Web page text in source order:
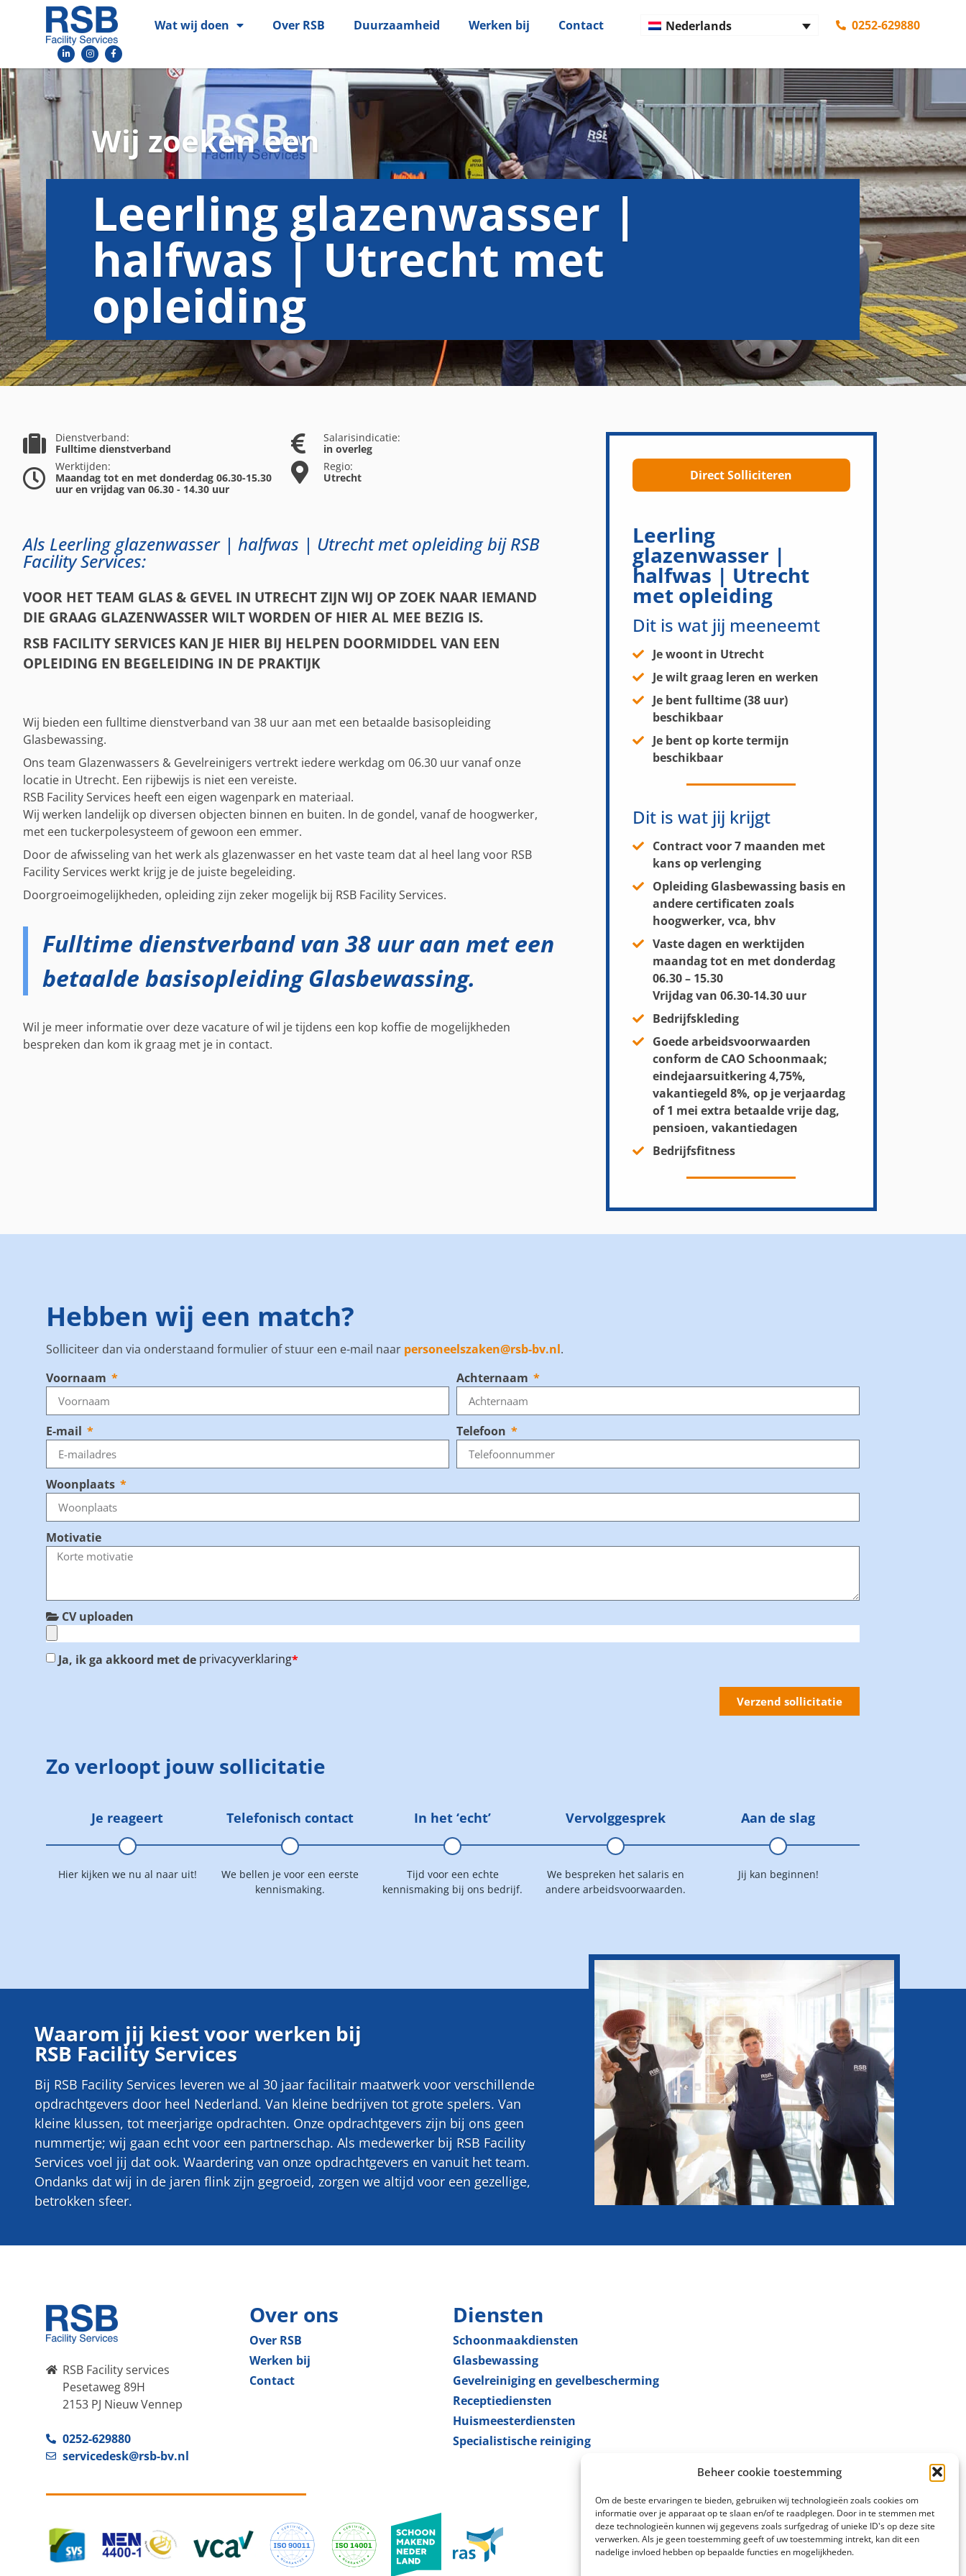
Beheer cookie toestemming
Om de beste ervaringen te bieden, gebruiken wij technologieën zoals cookies om
informatie over je apparaat op te slaan en/of te raadplegen. Door in te stemmen met
deze technologieën kunnen wij gegevens zoals surfgedrag of unieke ID's op deze site
verwerken. Als je geen toestemming geeft of uw toestemming intrekt, kan dit een
nadelige invloed hebben op bepaalde functies en mogelijkheden.
Wat wij doen Over RSB Duurzaamheid Werken bij Contact Nederlands 0252-629880
Wij zoeken een
Leerling glazenwasser |
halfwas | Utrecht met
opleiding
Dienstverband:
Fulltime dienstverband
Werktijden:
Maandag tot en met donderdag 06.30-15.30
uur en vrijdag van 06.30 - 14.30 uur
Salarisindicatie:
in overleg
Regio:
Utrecht
Als Leerling glazenwasser | halfwas | Utrecht met opleiding bij RSB
Facility Services:
VOOR HET TEAM GLAS & GEVEL IN UTRECHT ZIJN WIJ OP ZOEK NAAR IEMAND
DIE GRAAG GLAZENWASSER WILT WORDEN OF HIER AL MEE BEZIG IS.
RSB FACILITY SERVICES KAN JE HIER BIJ HELPEN DOORMIDDEL VAN EEN
OPLEIDING EN BEGELEIDING IN DE PRAKTIJK
Wij bieden een fulltime dienstverband van 38 uur aan met een betaalde basisopleiding
Glasbewassing.
Ons team Glazenwassers & Gevelreinigers vertrekt iedere werkdag om 06.30 uur vanaf onze
locatie in Utrecht. Een rijbewijs is niet een vereiste.
RSB Facility Services heeft een eigen wagenpark en materiaal.
Wij werken landelijk op diversen objecten binnen en buiten. In de gondel, vanaf de hoogwerker,
met een tuckerpolesysteem of gewoon een emmer.
Door de afwisseling van het werk als glazenwasser en het vaste team dat al heel lang voor RSB
Facility Services werkt krijg je de juiste begeleiding.
Doorgroeimogelijkheden, opleiding zijn zeker mogelijk bij RSB Facility Services.
Fulltime dienstverband van 38 uur aan met een
betaalde basisopleiding Glasbewassing.
Wil je meer informatie over deze vacature of wil je tijdens een kop koffie de mogelijkheden
bespreken dan kom ik graag met je in contact.
Direct Solliciteren
Leerling
glazenwasser |
halfwas | Utrecht
met opleiding
Dit is wat jij meeneemt
Je woont in Utrecht
Je wilt graag leren en werken
Je bent fulltime (38 uur)
beschikbaar
Je bent op korte termijn
beschikbaar
Dit is wat jij krijgt
Contract voor 7 maanden met
kans op verlenging
Opleiding Glasbewassing basis en
andere certificaten zoals
hoogwerker, vca, bhv
Vaste dagen en werktijden
maandag tot en met donderdag
06.30 – 15.30
Vrijdag van 06.30-14.30 uur
Bedrijfskleding
Goede arbeidsvoorwaarden
conform de CAO Schoonmaak;
eindejaarsuitkering 4,75%,
vakantiegeld 8%, op je verjaardag
of 1 mei extra betaalde vrije dag,
pensioen, vakantiedagen
Bedrijfsfitness
Hebben wij een match?
Solliciteer dan via onderstaand formulier of stuur een e-mail naar personeelszaken@rsb-bv.nl.
Voornaam
Achternaam
E-mail Telefoon
Woonplaats
Motivatie
CV uploaden
Ja, ik ga akkoord met de privacyverklaring*
Verzend sollicitatie
Zo verloopt jouw sollicitatie
Je reageert
Hier kijken we nu al naar uit!
Telefonisch contact
We bellen je voor een eerste
kennismaking.
In het ‘echt’
Tijd voor een echte
kennismaking bij ons bedrijf.
Vervolggesprek
We bespreken het salaris en
andere arbeidsvoorwaarden.
Aan de slag
Jij kan beginnen!
Waarom jij kiest voor werken bij
RSB Facility Services
Bij RSB Facility Services leveren we al 30 jaar facilitair maatwerk voor verschillende
opdrachtgevers door heel Nederland. Van kleine bedrijven tot grote spelers. Van
kleine klussen, tot meerjarige opdrachten. Onze opdrachtgevers zijn bij ons geen
nummertje; wij gaan echt voor een partnerschap. Als medewerker bij RSB Facility
Services voel jij dat ook. Waardering van onze opdrachtgevers en vanuit het team.
Ondanks dat wij in de jaren flink zijn gegroeid, zorgen we altijd voor een gezellige,
betrokken sfeer.
RSB Facility services
Pesetaweg 89H
2153 PJ Nieuw Vennep
0252-629880
servicedesk@rsb-bv.nl
Over ons
Over RSB
Werken bij
Contact
Diensten
Schoonmaak­diensten
Glas­bewassing
Gevelreiniging en gevel­bescherming
Receptie­diensten
Huismeester­diensten
Specialistische reiniging